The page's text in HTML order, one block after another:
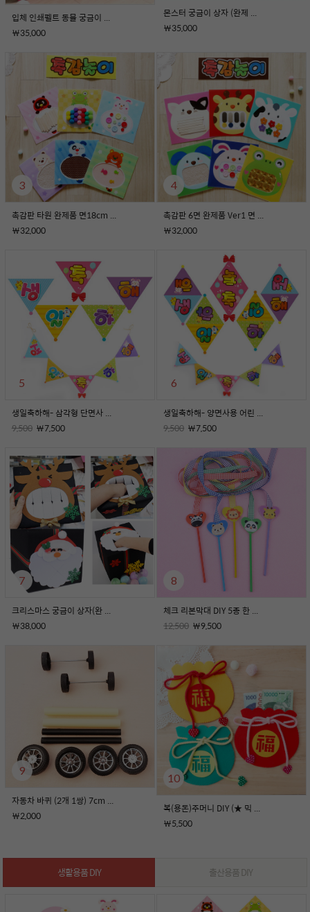
입체 인쇄펠트 동물 궁금이 ...
￦35,000
몬스터 궁금이 상자 (완제 ...
￦35,000
3
촉감판 타원 완제품 면18cm ...
￦32,000
4
촉감판 6면 완제품 Ver1 면 ...
￦32,000
5
생일축하해- 삼각형 단면사 ...
9,500 ￦7,500
6
생일축하해- 양면사용 어린 ...
9,500 ￦7,500
7
크리스마스 궁금이 상자(완 ...
￦38,000
8
체크 리본막대 DIY 5종 한 ...
12,500 ￦9,500
9
자동차 바퀴 (2개 1쌍) 7cm ...
￦2,000
10
복(용돈)주머니 DIY (★ 믹 ...
￦5,500
생활용품 DIY 출산용품 DIY